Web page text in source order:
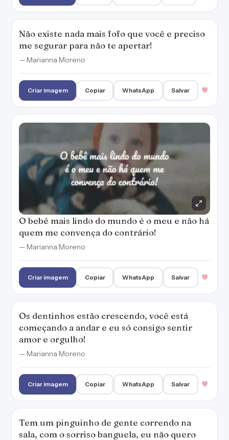
Não existe nada mais fofo que você e preciso
me segurar para não te apertar!
— Marianna Moreno
Criar imagem Copiar WhatsApp Salvar
O bebê mais lindo do mundo é o meu e não há
quem me convença do contrário!
— Marianna Moreno
Criar imagem Copiar WhatsApp Salvar
Os dentinhos estão crescendo, você está
começando a andar e eu só consigo sentir
amor e orgulho!
— Marianna Moreno
Criar imagem Copiar WhatsApp Salvar
Tem um pinguinho de gente correndo na
sala, com o sorriso banguela, eu não quero